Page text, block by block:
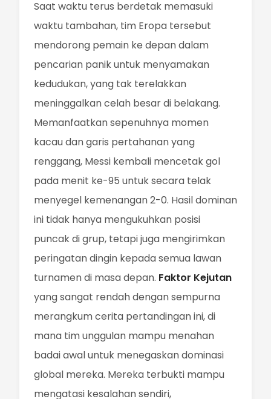
Saat waktu terus berdetak memasuki
waktu tambahan, tim Eropa tersebut
mendorong pemain ke depan dalam
pencarian panik untuk menyamakan
kedudukan, yang tak terelakkan
meninggalkan celah besar di belakang.
Memanfaatkan sepenuhnya momen
kacau dan garis pertahanan yang
renggang, Messi kembali mencetak gol
pada menit ke-95 untuk secara telak
menyegel kemenangan 2-0. Hasil dominan
ini tidak hanya mengukuhkan posisi
puncak di grup, tetapi juga mengirimkan
peringatan dingin kepada semua lawan
turnamen di masa depan. Faktor Kejutan
yang sangat rendah dengan sempurna
merangkum cerita pertandingan ini, di
mana tim unggulan mampu menahan
badai awal untuk menegaskan dominasi
global mereka. Mereka terbukti mampu
mengatasi kesalahan sendiri,